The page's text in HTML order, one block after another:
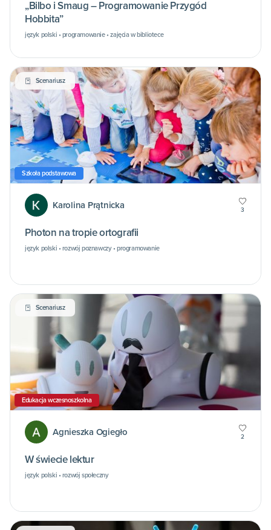
„Bilbo i Smaug – Programowanie Przygód
Hobbita”
język polski • programowanie • zajęcia w bibliotece
Scenariusz
Szkoła podstawowa
Karolina Prątnicka 3
Photon na tropie ortografii
język polski • rozwój poznawczy • programowanie
Scenariusz
Edukacja wczesnoszkolna
Agnieszka Ogiegło 2
W świecie lektur
język polski • rozwój społeczny